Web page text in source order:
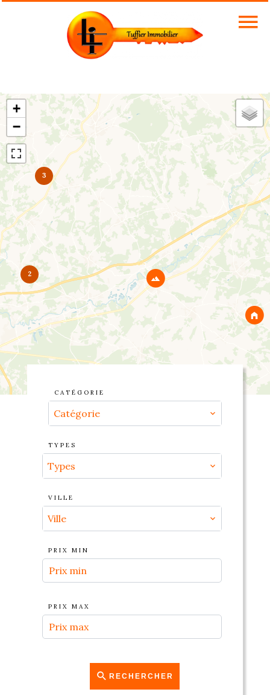
2
3
+
−
CATÉGORIE
Catégorie
TYPES
Types
VILLE
Ville
PRIX MIN
PRIX MAX
RECHERCHER